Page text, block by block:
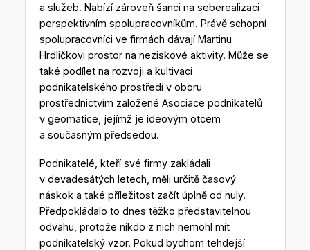
a služeb. Nabízí zároveň šanci na seberealizaci
perspektivním spolupracovníkům. Právě schopní
spolupracovníci ve firmách dávají Martinu
Hrdličkovi prostor na neziskové aktivity. Může se
také podílet na rozvoji a kultivaci
podnikatelského prostředí v oboru
prostřednictvím založené Asociace podnikatelů
v geomatice, jejímž je ideovým otcem
a současným předsedou.
Podnikatelé, kteří své firmy zakládali
v devadesátých letech, měli určitě časový
náskok a také příležitost začít úplně od nuly.
Předpokládalo to dnes těžko představitelnou
odvahu, protože nikdo z nich nemohl mít
podnikatelský vzor. Pokud bychom tehdejší